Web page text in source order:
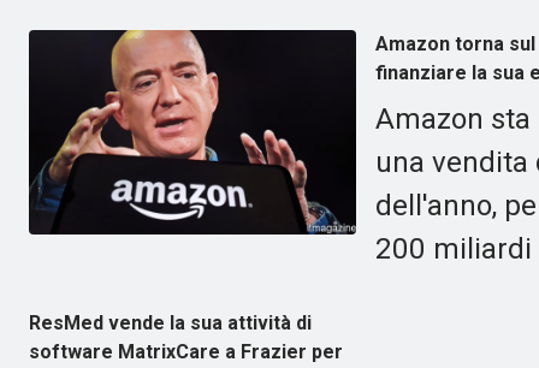
Amazon torna
finanziare la sua
Amazon
una
dell'anno,
200 miliardi
ResMed vende la sua attività di
software MatrixCare a Frazier per